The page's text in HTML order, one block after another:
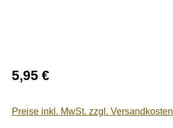
Regulärer Preis:
5,95 €
Preise inkl. MwSt. zzgl. Versandkosten